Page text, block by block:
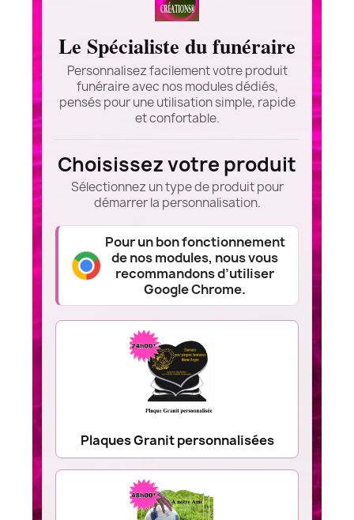
Le Spécialiste du funéraire
Personnalisez facilement votre produit
funéraire avec nos modules dédiés,
pensés pour une utilisation simple, rapide
et confortable.
Choisissez votre produit
Sélectionnez un type de produit pour
démarrer la personnalisation.
Pour un bon fonctionnement
de nos modules, nous vous
recommandons d’utiliser
Google Chrome.
Plaques Granit personnalisées